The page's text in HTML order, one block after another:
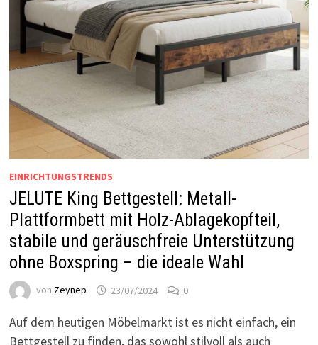
EINRICHTUNGSTRENDS
JELUTE King Bettgestell: Metall-
Plattformbett mit Holz-Ablagekopfteil,
stabile und geräuschfreie Unterstützung
ohne Boxspring – die ideale Wahl
von Zeynep 23/07/2024 0
Auf dem heutigen Möbelmarkt ist es nicht einfach, ein
Bettgestell zu finden, das sowohl stilvoll als auch